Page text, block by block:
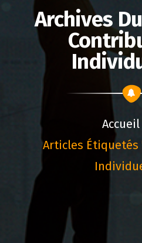
Archives
Accueil
Articles